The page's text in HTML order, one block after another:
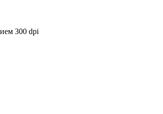
300 dpi